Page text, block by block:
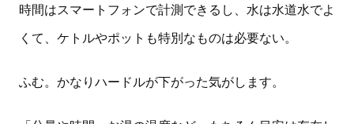
時間はスマートフォンで計測できるし、水は水道水でよ
くて、ケトルやポットも特別なものは必要ない。
ふむ。かなりハードルが下がった気がします。